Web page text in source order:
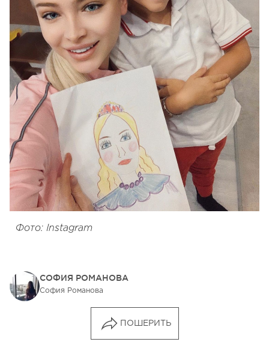
Фото: Instagram
СОФИЯ РОМАНОВА
София Романова
ПОШЕРИТЬ